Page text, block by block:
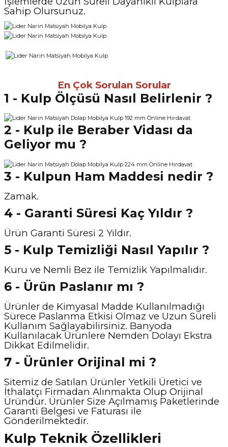
Sahip Olursunuz.
En Çok Sorulan Sorular
1 - Kulp Ölçüsü Nasıl Belirlenir ?
2 - Kulp ile Beraber Vidası da
Geliyor mu ?
3 - Kulpun Ham Maddesi nedir ?
Zamak.
4 - Garanti Süresi Kaç Yıldır ?
Ürün Garanti Süresi 2 Yıldır.
5 - Kulp Temizliği Nasıl Yapılır ?
Kuru ve Nemli Bez ile Temizlik Yapılmalıdır.
6 - Ürün Paslanır mı ?
Ürünler de Kimyasal Madde Kullanılmadığı
Sürece Paslanma Etkisi Olmaz ve Uzun Süreli
Kullanım Sağlayabilirsiniz. Banyoda
Kullanılacak Ürünlere Nemden Dolayı Ekstra
Dikkat Edilmelidir.
7 - Ürünler Orijinal mi ?
Sitemiz de Satılan Ürünler Yetkili Üretici ve
İthalatçı Firmadan Alınmakta Olup Orijinal
Üründür. Ürünler Size Açılmamış Paketlerinde
Garanti Belgesi ve Faturası ile
Gönderilmektedir.
Kulp Teknik Özellikleri